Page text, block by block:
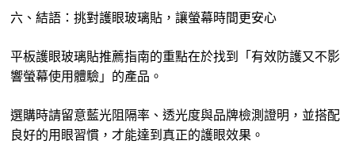
六、結語：挑對護眼玻璃貼，讓螢幕時間更安心
平板護眼玻璃貼推薦指南的重點在於找到「有效防護又不影
響螢幕使用體驗」的產品。
選購時請留意藍光阻隔率、透光度與品牌檢測證明，並搭配
良好的用眼習慣，才能達到真正的護眼效果。